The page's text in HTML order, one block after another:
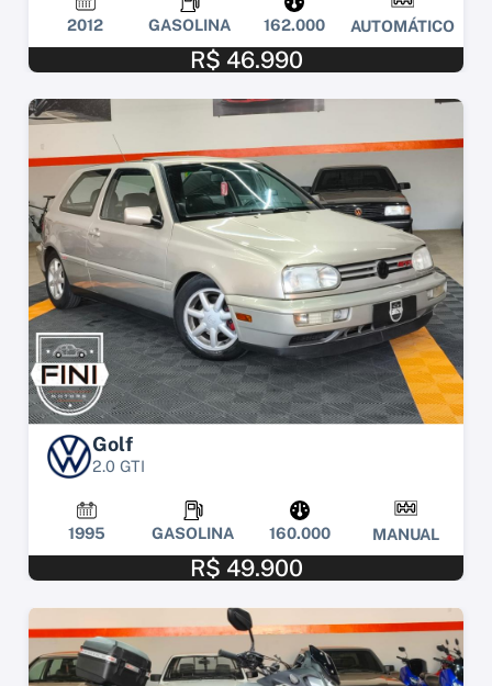
2012 GASOLINA 162.000 AUTOMÁTICO
R$ 46.990
Golf
2.0 GTI
1995 GASOLINA 160.000 MANUAL
R$ 49.900